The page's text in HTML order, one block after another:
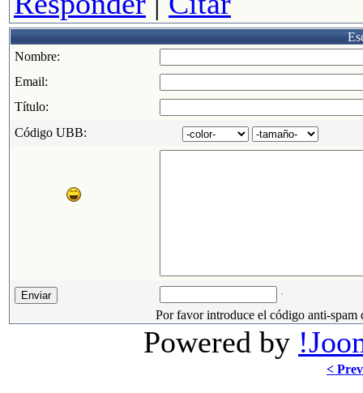
Nombre:
Email:
Título:
Código UBB:
Por favor introduce el código anti-spam
Powered by
< Prev